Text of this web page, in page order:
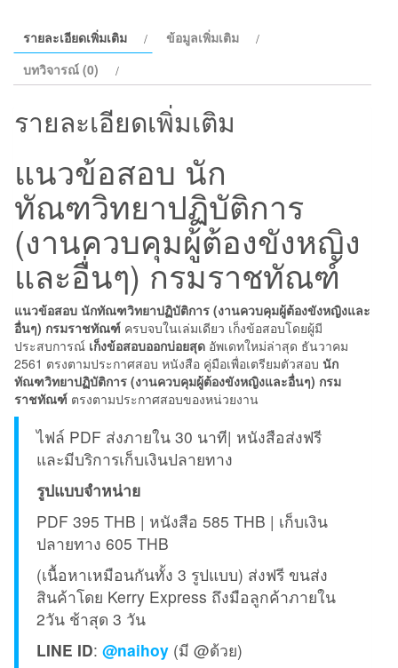
การ
(งาน
ควบคุม
ต้อง
หญิง
และ
อื่นๆ)
กรม
ราชทัณฑ์
ชิ้น
รายละเอียดเพิ่มเติม
ข้อมูลเพิ่มเติม
บทวิจารณ์ (0)
รายละเอียดเพิ่มเติม
แนวข้อสอบ นัก
ทัณฑวิทยาปฏิบัติการ
(งานควบคุมผู้ต้องขังหญิง
และอื่นๆ) กรมราชทัณฑ์
แนวข้อสอบ นักทัณฑวิทยาปฏิบัติการ (งานควบคุมผู้ต้องขังหญิงและ
อื่นๆ) กรมราชทัณฑ์ ครบจบในเล่มเดียว เก็งข้อสอบโดยผู้มี
ประสบการณ์ เก็งข้อสอบออกบ่อยสุด อัพเดทใหม่ล่าสุด ธันวาคม
2561 ตรงตามประกาศสอบ หนังสือ คู่มือเพื่อเตรียมตัวสอบ นัก
ทัณฑวิทยาปฏิบัติการ (งานควบคุมผู้ต้องขังหญิงและอื่นๆ) กรม
ราชทัณฑ์ ตรงตามประกาศสอบของหน่วยงาน
ไฟล์ PDF ส่งภายใน 30 นาที| หนังสือส่งฟรี
และมีบริการเก็บเงินปลายทาง
รูปแบบจำหน่าย
PDF 395 THB | หนังสือ 585 THB | เก็บเงิน
ปลายทาง 605 THB
(เนื้อหาเหมือนกันทั้ง 3 รูปแบบ) ส่งฟรี ขนส่ง
สินค้าโดย Kerry Express ถึงมือลูกค้าภายใน
2วัน ช้าสุด 3 วัน
LINE ID: @naihoy (มี @ด้วย)